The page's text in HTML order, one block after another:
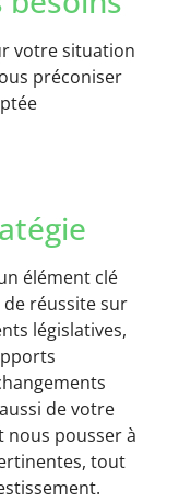
votre situation
préconiser
élément clé
réussite sur
législatives,
de votre
pousser à
tout